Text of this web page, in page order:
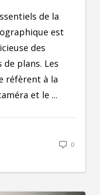
de la
est
des
plans. Les
réfèrent à la
et le ...
0